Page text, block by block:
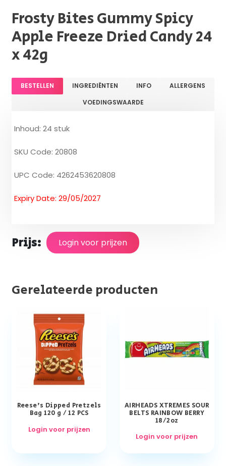
Frosty Bites Gummy Spicy
Apple Freeze Dried Candy 24
x 42g
BESTELLEN INGREDIËNTEN INFO
ALLERGENS
VOEDINGSWAARDE
Inhoud: 24 stuk
SKU Code: 20808
UPC Code: 4262453620808
Expiry Date: 29/05/2027
Prijs: Login voor prijzen
Gerelateerde producten
Reese’s Dipped Pretzels
Bag 120 g / 12 PCS
Login voor prijzen
AIRHEADS XTREMES SOUR
BELTS RAINBOW BERRY
18/2oz
Login voor prijzen